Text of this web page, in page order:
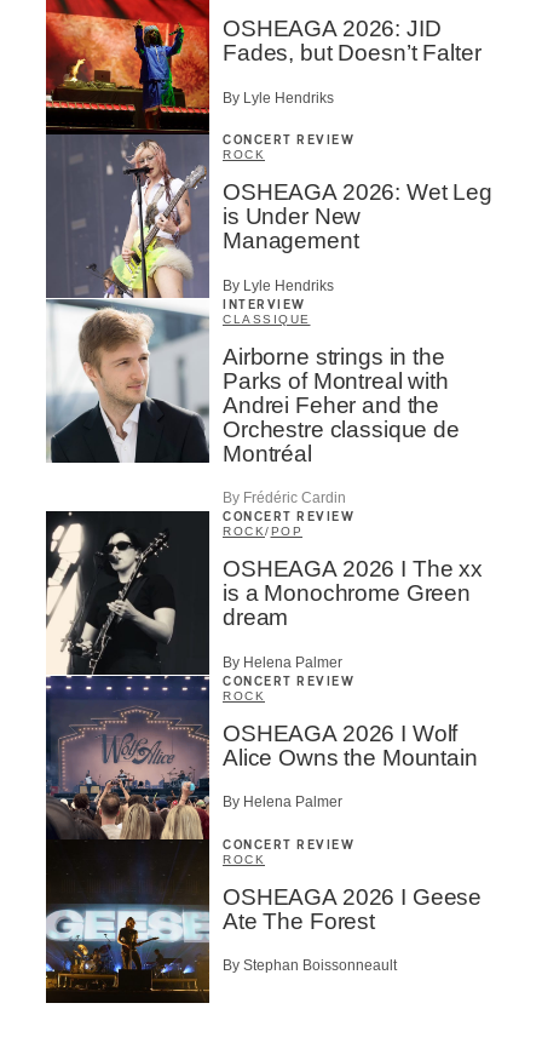
OSHEAGA 2026: JID
Fades, but Doesn’t Falter
By Lyle Hendriks
CONCERT REVIEW
ROCK
OSHEAGA 2026: Wet Leg
is Under New
Management
By Lyle Hendriks
INTERVIEW
CLASSIQUE
Airborne strings in the
Parks of Montreal with
Andrei Feher and the
Orchestre classique de
Montréal
By Frédéric Cardin
CONCERT REVIEW
ROCK/POP
OSHEAGA 2026 I The xx
is a Monochrome Green
dream
By Helena Palmer
CONCERT REVIEW
ROCK
OSHEAGA 2026 I Wolf
Alice Owns the Mountain
By Helena Palmer
CONCERT REVIEW
ROCK
OSHEAGA 2026 I Geese
Ate The Forest
By Stephan Boissonneault